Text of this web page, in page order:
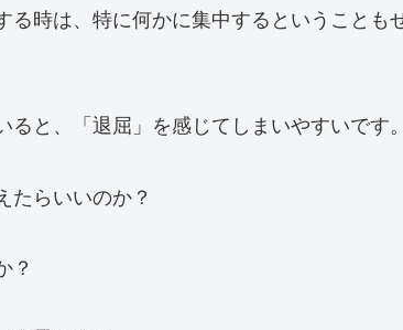
る時は、特に何かに集中するということも
と、「退屈」を感じてしまいやすいです。
たらいいのか？
？